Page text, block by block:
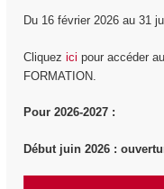
Du 16 février 2026 au 31
Cliquez ici pour accéder
FORMATION.
Pour 2026-2027 :
Début juin 2026 :